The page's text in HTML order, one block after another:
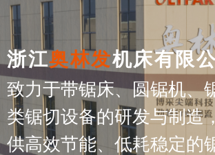
浙江奥林发机床有限
致力于带锯床、圆锯机、
类锯切设备的研发与制造
供高效节能、低耗稳定的